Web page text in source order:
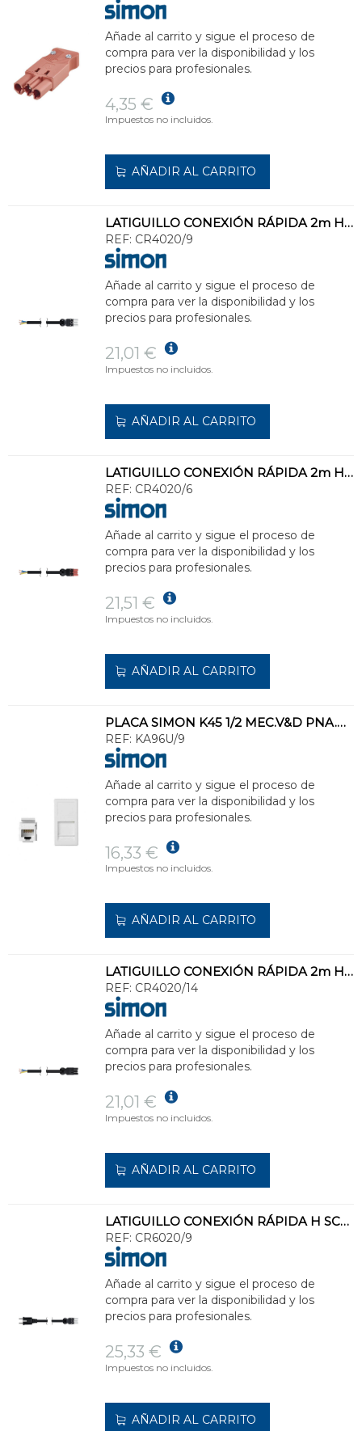
Añade al carrito y sigue el proceso de
compra para ver la disponibilidad y los
precios para profesionales.
4,35 €
Impuestos no incluidos.
AÑADIR AL CARRITO
LATIGUILLO CONEXIÓN RÁPIDA 2m H EXTREMO LIBRE 3P BLANCO NIEVE
REF: CR4020/9
Añade al carrito y sigue el proceso de
compra para ver la disponibilidad y los
precios para profesionales.
21,01 €
Impuestos no incluidos.
AÑADIR AL CARRITO
LATIGUILLO CONEXIÓN RÁPIDA 2m H EXTREMO LIBRE 3P ROJO
REF: CR4020/6
Añade al carrito y sigue el proceso de
compra para ver la disponibilidad y los
precios para profesionales.
21,51 €
Impuestos no incluidos.
AÑADIR AL CARRITO
PLACA SIMON K45 1/2 MEC.V&D PNA.GPOLV.P/1 CTR.CAT6 UTP BN
REF: KA96U/9
Añade al carrito y sigue el proceso de
compra para ver la disponibilidad y los
precios para profesionales.
16,33 €
Impuestos no incluidos.
AÑADIR AL CARRITO
LATIGUILLO CONEXIÓN RÁPIDA 2m H EXTREMO LIBRE 3P GRIS GRAFITO
REF: CR4020/14
Añade al carrito y sigue el proceso de
compra para ver la disponibilidad y los
precios para profesionales.
21,01 €
Impuestos no incluidos.
AÑADIR AL CARRITO
LATIGUILLO CONEXIÓN RÁPIDA H SCHUKO 3x2,5 3P BLANCO NIEVE
REF: CR6020/9
Añade al carrito y sigue el proceso de
compra para ver la disponibilidad y los
precios para profesionales.
25,33 €
Impuestos no incluidos.
AÑADIR AL CARRITO